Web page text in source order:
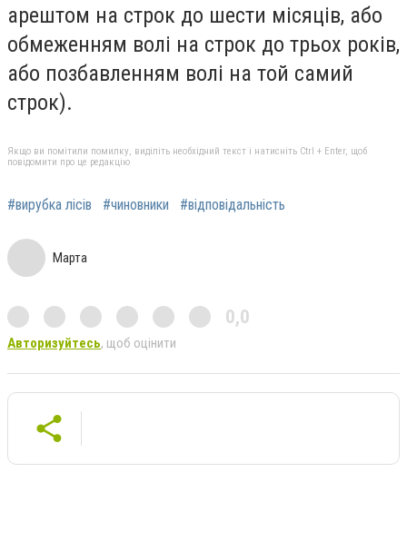
арештом на строк до шести місяців, або
обмеженням волі на строк до трьох років,
або позбавленням волі на той самий
строк).
Якщо ви помітили помилку, виділіть необхідний текст і натисніть Ctrl + Enter, щоб
повідомити про це редакцію
#вирубка лісів #чиновники #відповідальність
Марта
0,0
Авторизуйтесь, щоб оцінити